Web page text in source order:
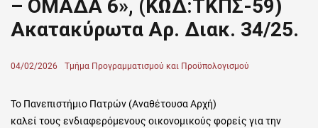
– ΟΜΑΔΑ 6», (ΚΩΔ:ΤΚΠΣ-59)
Ακατακύρωτα Αρ. Διακ. 34/25.
Posted
04/02/2026 Author
Τμήμα Προγραμματισμού και Προϋπολογισμού
Το Πανεπιστήμιο Πατρών (Αναθέτουσα Αρχή)
καλεί τους ενδιαφερόμενους οικονομικούς φορείς για την